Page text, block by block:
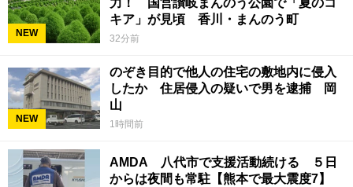
NEW
力！ 国営讃岐まんのう公園で「夏のコ
キア」が見頃 香川・まんのう町
32分前
NEW
のぞき目的で他人の住宅の敷地内に侵入
したか 住居侵入の疑いで男を逮捕 岡
山
1時間前
AMDA 八代市で支援活動続ける ５日
からは夜間も常駐【熊本で最大震度7】